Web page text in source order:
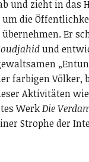
und zieht in das
um die
Er
und
farbigen Völker,
Aktivitäten
WerkDie
Strophe der